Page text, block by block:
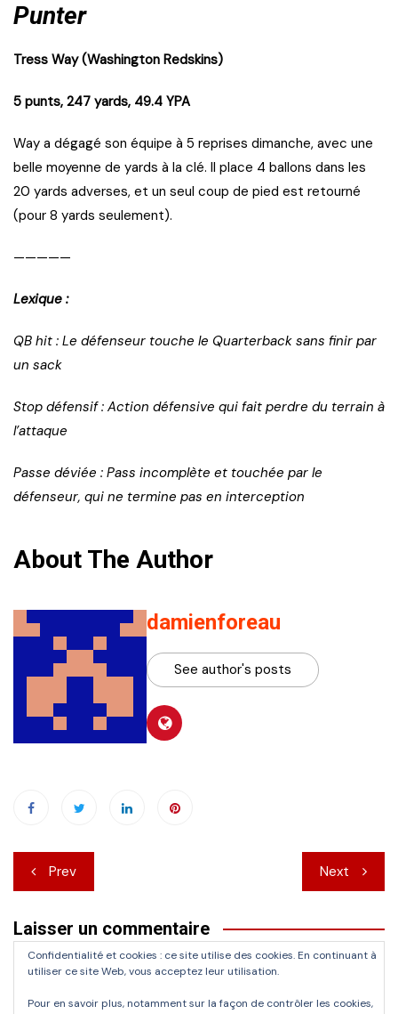
Punter
Tress Way (Washington Redskins)
5 punts, 247 yards, 49.4 YPA
Way a dégagé son équipe à 5 reprises dimanche, avec une
belle moyenne de yards à la clé. Il place 4 ballons dans les
20 yards adverses, et un seul coup de pied est retourné
(pour 8 yards seulement).
—————
Lexique :
QB hit : Le défenseur touche le Quarterback sans finir par
un sack
Stop défensif : Action défensive qui fait perdre du terrain à
l’attaque
Passe déviée : Pass incomplète et touchée par le
défenseur, qui ne termine pas en interception
About The Author
damienforeau
See author's posts
Navigation
de
l’article
Prev Next
Laisser un commentaire
Vous devezvous connecterpour publier un commentaire.
Confidentialité et cookies : ce site utilise des cookies. En continuant à
utiliser ce site Web, vous acceptez leur utilisation.
Pour en savoir plus, notamment sur la façon de contrôler les cookies,